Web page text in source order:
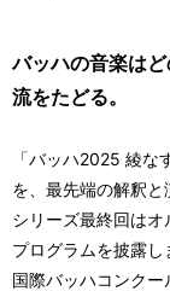
バッハの音楽は
流をたどる。
「バッハ2025 綾な
を、最先端の解釈と
シリーズ最終回は
プログラムを披露
国際バッハコンク